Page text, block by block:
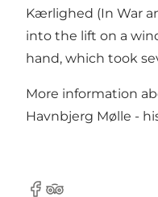
Kærlighed (In War
into the lift on a
hand, which took
More information
Havnbjerg Mølle -